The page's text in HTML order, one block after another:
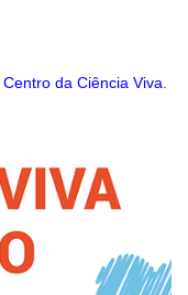
Centro da Ciência Viva